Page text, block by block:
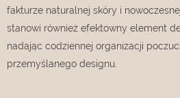
fakturze naturalnej skóry i
stanowi również efektowny element
nadając codziennej organizacji
przemyślanego designu.